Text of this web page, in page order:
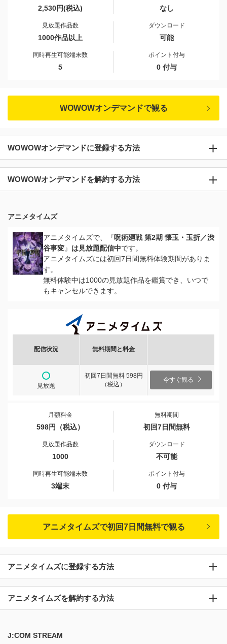
2,530円(税込) なし
見放題作品数
1000作品以上
ダウンロード
可能
同時再生可能端末数
5
ポイント付与
0 付与
WOWOWオンデマンドで観る
WOWOWオンデマンドに登録する方法
WOWOWオンデマンドを解約する方法
アニメタイムズ
アニメタイムズで、『呪術廻戦 第2期 懐玉・玉折／渋
谷事変』 は見放題配信中です。
アニメタイムズには初回7日間無料体験期間がありま
す。
無料体験中は1000の見放題作品を鑑賞でき、いつで
もキャンセルできます。
配信状況 無料期間と料金
見放題
初回7日間無料 598円
（税込）
今すぐ観る
月額料金
598円（税込）
無料期間
初回7日間無料
見放題作品数
1000
ダウンロード
不可能
同時再生可能端末数
3端末
ポイント付与
0 付与
アニメタイムズで初回7日間無料で観る
アニメタイムズに登録する方法
アニメタイムズを解約する方法
J:COM STREAM